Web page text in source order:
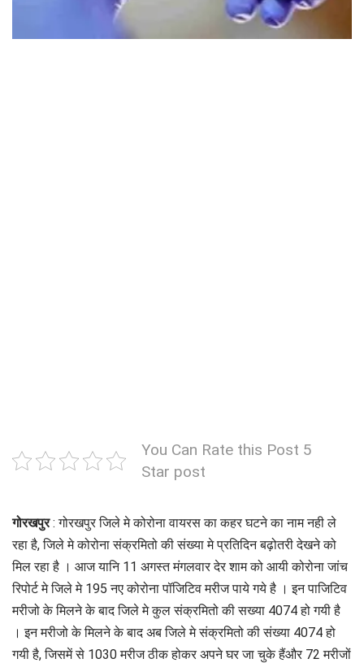
You Can Rate this Post 5
Star post
गोरखपुर: गोरखपुर जिले मे कोरोना वायरस का कहर घटने का नाम नही ले
रहा है, जिले मे कोरोना संक्रमितो की संख्या मे प्रतिदिन बढ़ोतरी देखने को
मिल रहा है । आज यानि 11 अगस्त मंगलवार देर शाम को आयी कोरोना जांच
रिपोर्ट मे जिले मे 195 नए कोरोना पॉजिटिव मरीज पाये गये है । इन पाजिटिव
मरीजो के मिलने के बाद जिले मे कुल संक्रमितो की सख्या 4074 हो गयी है
। इन मरीजो के मिलने के बाद अब जिले मे संक्रमितो की संख्या 4074 हो
गयी है, जिसमें से 1030 मरीज ठीक होकर अपने घर जा चुके हैंऔर 72 मरीजों